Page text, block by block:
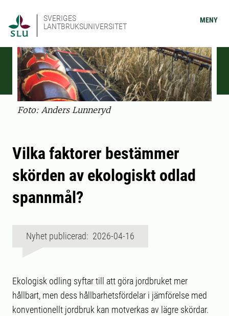
SVERIGES
LANTBRUKSUNIVERSITET
MENY
Foto: Anders Lunneryd
Vilka faktorer bestämmer
skörden av ekologiskt odlad
spannmål?
Nyhet publicerad: 2026-04-16
Ekologisk odling syftar till att göra jordbruket mer
hållbart, men dess hållbarhetsfördelar i jämförelse med
konventionellt jordbruk kan motverkas av lägre skördar.